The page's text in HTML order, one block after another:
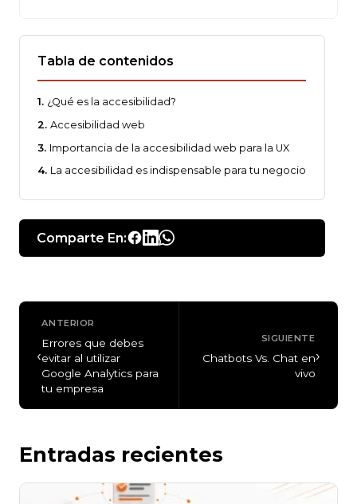
Tabla de contenidos
¿Qué es la accesibilidad?
Accesibilidad web
Importancia de la accesibilidad web para la UX
La accesibilidad es indispensable para tu negocio
Comparte En:
‹
ANTERIOR
Errores que debes
evitar al utilizar
Google Analytics para
tu empresa
SIGUIENTE
Chatbots Vs. Chat en
vivo
›
Entradas recientes